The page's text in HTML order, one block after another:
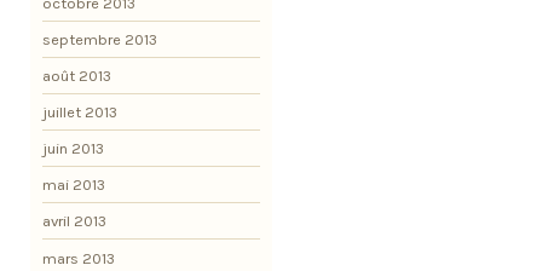
septembre 2013
août 2013
juillet 2013
juin 2013
mai 2013
avril 2013
mars 2013